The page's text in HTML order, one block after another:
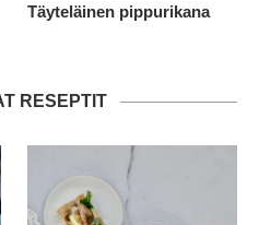
Täyteläinen pippurikana
RESEPTIT